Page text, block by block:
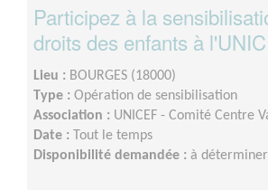
Participez à la
droits des enfants à
Lieu : BOURGES (18000)
Type : Opération de sensibilisation
Association : UNICEF - Comité Centre
Date :
Tout le temps
Disponibilité demandée : à déterminer